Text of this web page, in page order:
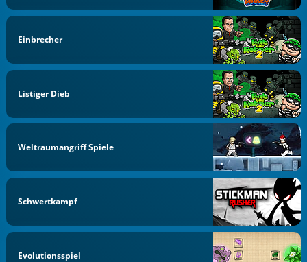
Einbrecher
Listiger Dieb
Weltraumangriff Spiele
Schwertkampf
Evolutionsspiel